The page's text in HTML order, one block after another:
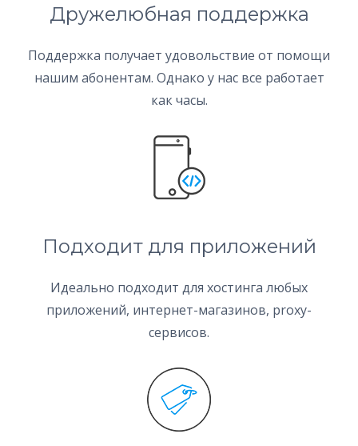
Дружелюбная поддержка
Поддержка получает удовольствие от помощи
нашим абонентам. Однако у нас все работает
как часы.
Подходит для приложений
Идеально подходит для хостинга любых
приложений, интернет-магазинов, proxy-
сервисов.